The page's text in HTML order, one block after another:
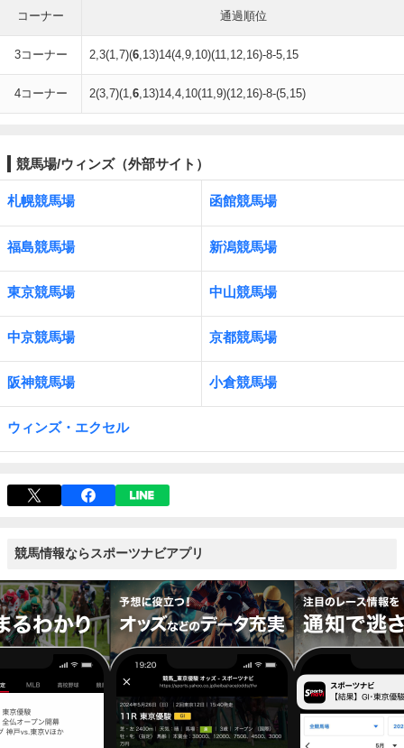
コーナー 通過順位
3コーナー 2,3(1,7)(6,13)14(4,9,10)(11,12,16)-8-5,15
4コーナー 2(3,7)(1,6,13)14,4,10(11,9)(12,16)-8-(5,15)
競馬場/ウィンズ（外部サイト）
札幌競馬場 函館競馬場
福島競馬場 新潟競馬場
東京競馬場 中山競馬場
中京競馬場 京都競馬場
阪神競馬場 小倉競馬場
ウィンズ・エクセル
競馬情報ならスポーツナビアプリ